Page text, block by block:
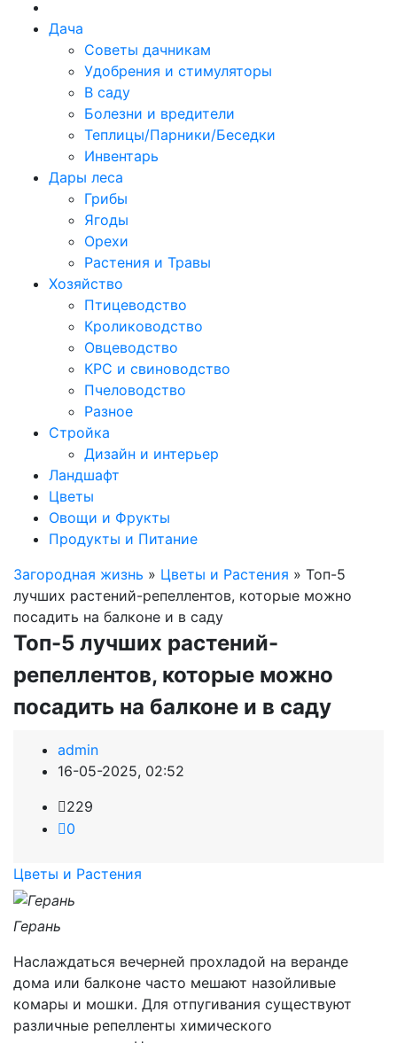
Дача
Советы дачникам
Удобрения и стимуляторы
В саду
Болезни и вредители
Теплицы/Парники/Беседки
Инвентарь
Дары леса
Грибы
Ягоды
Орехи
Растения и Травы
Хозяйство
Птицеводство
Кролиководство
Овцеводство
КРС и свиноводство
Пчеловодство
Разное
Стройка
Дизайн и интерьер
Ландшафт
Цветы
Овощи и Фрукты
Продукты и Питание
Загородная жизнь » Цветы и Растения » Топ-5
лучших растений-репеллентов, которые можно
посадить на балконе и в саду
Топ-5 лучших растений-
репеллентов, которые можно
посадить на балконе и в саду
admin
16-05-2025, 02:52
229
0
Цветы и Растения
Герань
Наслаждаться вечерней прохладой на веранде
дома или балконе часто мешают назойливые
комары и мошки. Для отпугивания существуют
различные репелленты химического